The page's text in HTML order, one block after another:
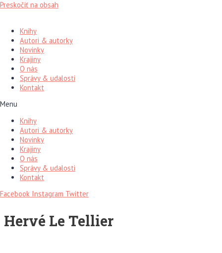
Preskočiť na obsah
Knihy
Autori & autorky
Novinky
Krajiny
O nás
Správy & udalosti
Kontakt
Menu
Knihy
Autori & autorky
Novinky
Krajiny
O nás
Správy & udalosti
Kontakt
Facebook Instagram Twitter
Hervé Le Tellier